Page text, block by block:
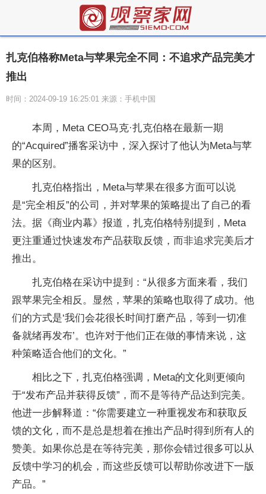
扎克伯格称Meta与苹果完全不同：不追求产品完美才
推出
时间：2024-09-19 16:25:01 来源：手机中国
本周，Meta CEO马克·扎克伯格在最新一期
的“Acquired”播客采访中，深入探讨了他认为Meta与苹
果的区别。
扎克伯格指出，Meta与苹果在很多方面可以说
是“完全相反”的公司，并对苹果的策略提出了自己的看
法。据《商业内幕》报道，扎克伯格特别提到，Meta
更注重通过快速发布产品获取反馈，而非追求完美后才
推出。
扎克伯格在采访中提到：“从很多方面来看，我们
跟苹果完全相反。显然，苹果的策略也取得了成功。他
们的方式是‘我们会花很长时间打磨产品，等到一切准
备就绪再发布’。也许对于他们正在做的事情来说，这
种策略适合他们的文化。”
相比之下，扎克伯格强调，Meta的文化则更倾向
于“发布产品并获得反馈”，而不是等待产品达到完美。
他进一步解释道：“你需要建立一种重视发布和获取反
馈的文化，而不是总是想着在推出产品时得到所有人的
赞美。如果你总是在等待完美，那你会错过很多可以从
反馈中学习的机会，而这些反馈可以帮助你改进下一版
产品。”